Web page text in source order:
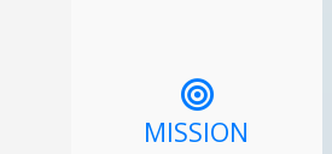
MISSION